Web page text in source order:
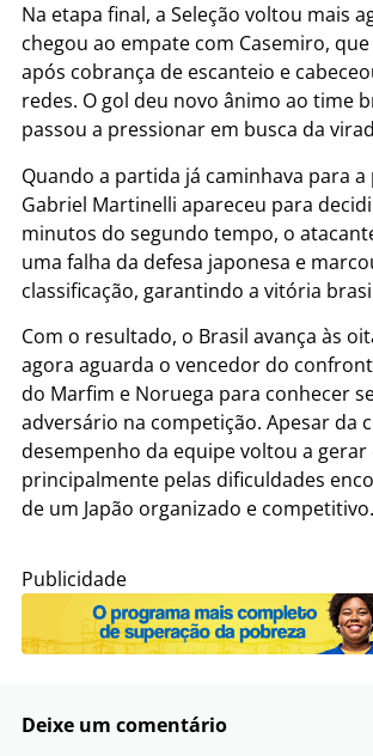
Na etapa final, a Seleção voltou mais
chegou ao empate com Casemiro,
após cobrança de escanteio e
redes. O gol deu novo ânimo ao time
passou a pressionar em busca da
Quando a partida já caminhava para
Gabriel Martinelli apareceu para
minutos do segundo tempo, o
uma falha da defesa japonesa e
classificação, garantindo a vitória
Com o resultado, o Brasil avança às
agora aguarda o vencedor do
do Marfim e Noruega para conhecer
adversário na competição. Apesar da
desempenho da equipe voltou a gerar
principalmente pelas dificuldades
de um Japão organizado e competitivo.
Publicidade
Deixe um comentário